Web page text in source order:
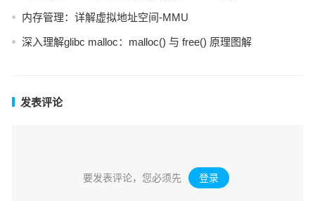
内存管理：详解虚拟地址空间-MMU
深入理解glibc malloc：malloc() 与 free() 原理图解
发表评论
要发表评论，您必须先 登录 。